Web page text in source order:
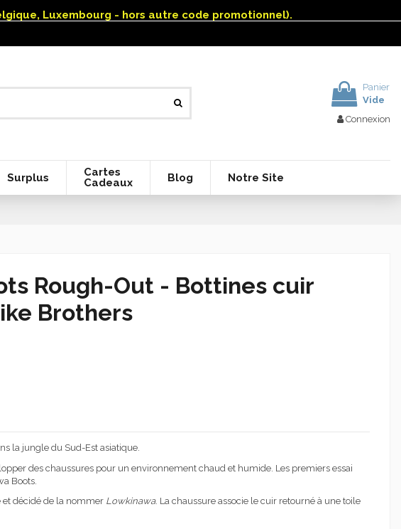
Luxembourg - hors autre code promotionnel).
Panier
Vide
Connexion
Surplus
Cartes
Cadeaux
Blog Notre Site
Rough-Out - Bottines cuir
Brothers
la jungle du Sud-Est asiatique.
des chaussures pour un environnement chaud et humide. Les premiers essai
Boots.
et décidé de la nommer Lowkinawa. La chaussure associe le cuir retourné à une toile